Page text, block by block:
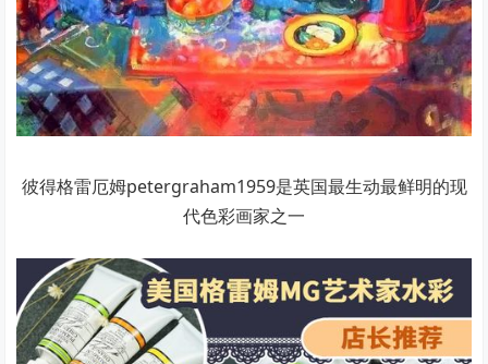
彼得格雷厄姆petergraham1959是英国最生动最鲜明的现
代色彩画家之一